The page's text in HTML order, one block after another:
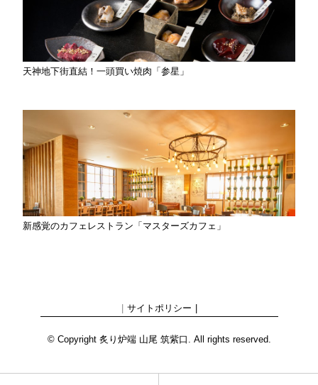
天神地下街直結！一頭買い焼肉「参星」
新感覚のカフェレストラン「マスターズカフェ」
サイトポリシー
© Copyright 炙り炉端 山尾 筑紫口. All rights reserved.